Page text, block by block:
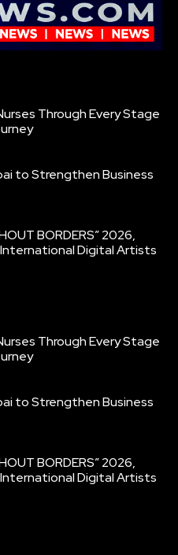
Through Every Stage
to Strengthen Business
BORDERS” 2026,
Digital Artists
Through Every Stage
to Strengthen Business
BORDERS” 2026,
Digital Artists